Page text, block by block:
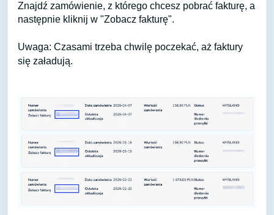
Znajdź zamówienie, z którego chcesz pobrać fakturę, a
następnie kliknij w "Zobacz fakturę".
Uwaga: Czasami trzeba chwilę poczekać, aż faktury
się załadują.